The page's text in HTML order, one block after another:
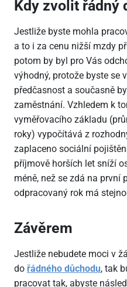
Kdy zvolit řádný
Jestliže byste mohla
a to i za cenu nižší mzdy
potom by byl pro Vás
výhodný, protože byste se
předčasnost a současně
zaměstnání. Vzhledem k
vyměřovacího základu
roky) vypočítává z
zaplaceno sociální
příjmově horších let sníží
méně, než se zdá na první
odpracovaný rok má
Závěrem
Jestliže nebudete moci v
do řádného důchodu, tak
pracovat tak, abyste